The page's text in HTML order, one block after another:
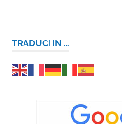
TRADUCI IN …